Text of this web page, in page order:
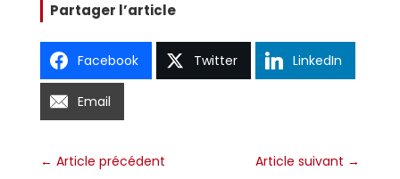
Partager l’article
Facebook Twitter LinkedIn
Email
← Article précédent Article suivant →